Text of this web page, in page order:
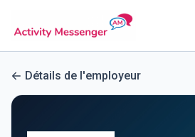
Détails de l'employeur